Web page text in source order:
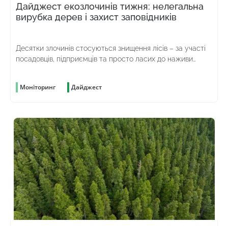
Дайджест екозлочинів тижня: нелегальна
вирубка дерев і захист заповідників
Десятки злочинів стосуються знищення лісів – за участі
посадовців, підприємців та просто ласих до наживи
Моніторинг Дайджест